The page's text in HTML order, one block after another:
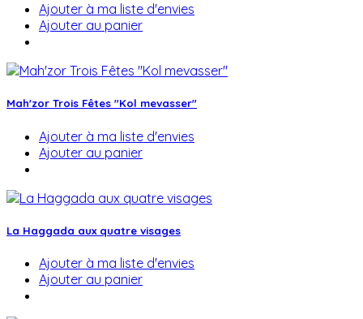
Ajouter à ma liste d'envies
Ajouter au panier
Mah'zor Trois Fêtes "Kol mevasser"
Ajouter à ma liste d'envies
Ajouter au panier
La Haggada aux quatre visages
Ajouter à ma liste d'envies
Ajouter au panier